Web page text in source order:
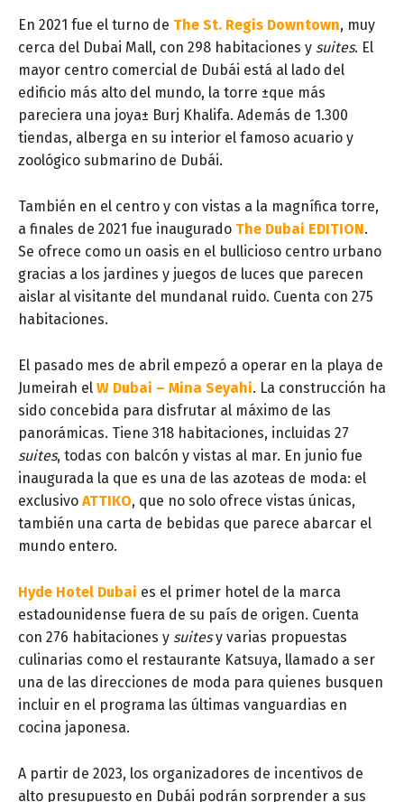
En 2021 fue el turno de The St. Regis Downtown, muy
cerca del Dubai Mall, con 298 habitaciones y suites. El
mayor centro comercial de Dubái está al lado del
edificio más alto del mundo, la torre ±que más
pareciera una joya± Burj Khalifa. Además de 1.300
tiendas, alberga en su interior el famoso acuario y
zoológico submarino de Dubái.
También en el centro y con vistas a la magnífica torre,
a finales de 2021 fue inaugurado The Dubai EDITION.
Se ofrece como un oasis en el bullicioso centro urbano
gracias a los jardines y juegos de luces que parecen
aislar al visitante del mundanal ruido. Cuenta con 275
habitaciones.
El pasado mes de abril empezó a operar en la playa de
Jumeirah el W Dubai – Mina Seyahi. La construcción ha
sido concebida para disfrutar al máximo de las
panorámicas. Tiene 318 habitaciones, incluidas 27
suites, todas con balcón y vistas al mar. En junio fue
inaugurada la que es una de las azoteas de moda: el
exclusivo ATTIKO, que no solo ofrece vistas únicas,
también una carta de bebidas que parece abarcar el
mundo entero.
Hyde Hotel Dubai es el primer hotel de la marca
estadounidense fuera de su país de origen. Cuenta
con 276 habitaciones y suitesy varias propuestas
culinarias como el restaurante Katsuya, llamado a ser
una de las direcciones de moda para quienes busquen
incluir en el programa las últimas vanguardias en
cocina japonesa.
A partir de 2023, los organizadores de incentivos de
alto presupuesto en Dubái podrán sorprender a sus